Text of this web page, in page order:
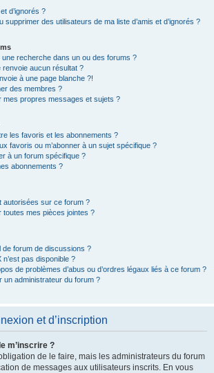
d’ignorés ?
supprimer des utilisateurs de ma liste d’amis et d’ignorés ?
recherche dans un ou des forums ?
renvoie aucun résultat ?
à une page blanche ?!
des membres ?
mes propres messages et sujets ?
les favoris et les abonnements ?
favoris ou m’abonner à un sujet spécifique ?
à un forum spécifique ?
abonnements ?
autorisées sur ce forum ?
toutes mes pièces jointes ?
de forum de discussions ?
n’est pas disponible ?
de problèmes d’abus ou d’ordres légaux liés à ce forum ?
un administrateur du forum ?
et d’inscription
m’inscrire ?
de le faire, mais les administrateurs du forum
de messages aux utilisateurs inscrits. En vous